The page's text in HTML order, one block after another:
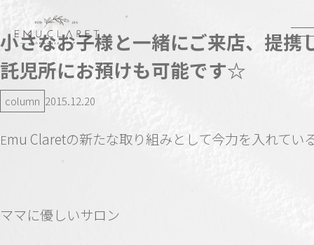
小さなお子様と一緒にご来店、提携
託児所にお預けも可能です☆
column 2015.12.20
Emu Claretの新たな取り組みとして今力を入れてい
ママに優しいサロン